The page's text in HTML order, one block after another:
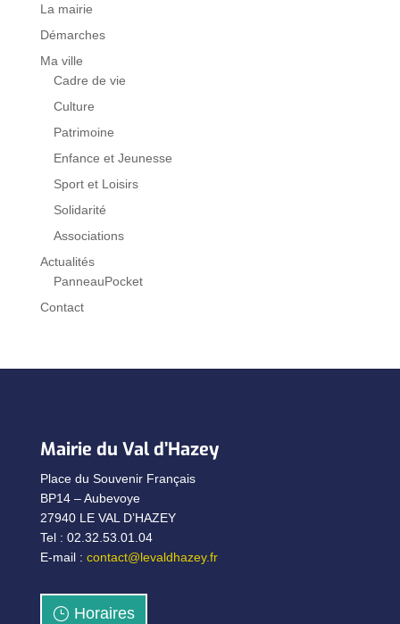
La mairie
Démarches
Ma ville
Cadre de vie
Culture
Patrimoine
Enfance et Jeunesse
Sport et Loisirs
Solidarité
Associations
Actualités
PanneauPocket
Contact
Mairie du Val d’Hazey
Place du Souvenir Français
BP14 – Aubevoye
27940 LE VAL D’HAZEY
Tel : 02.32.53.01.04
E-mail : contact@levaldhazey.fr
Horaires